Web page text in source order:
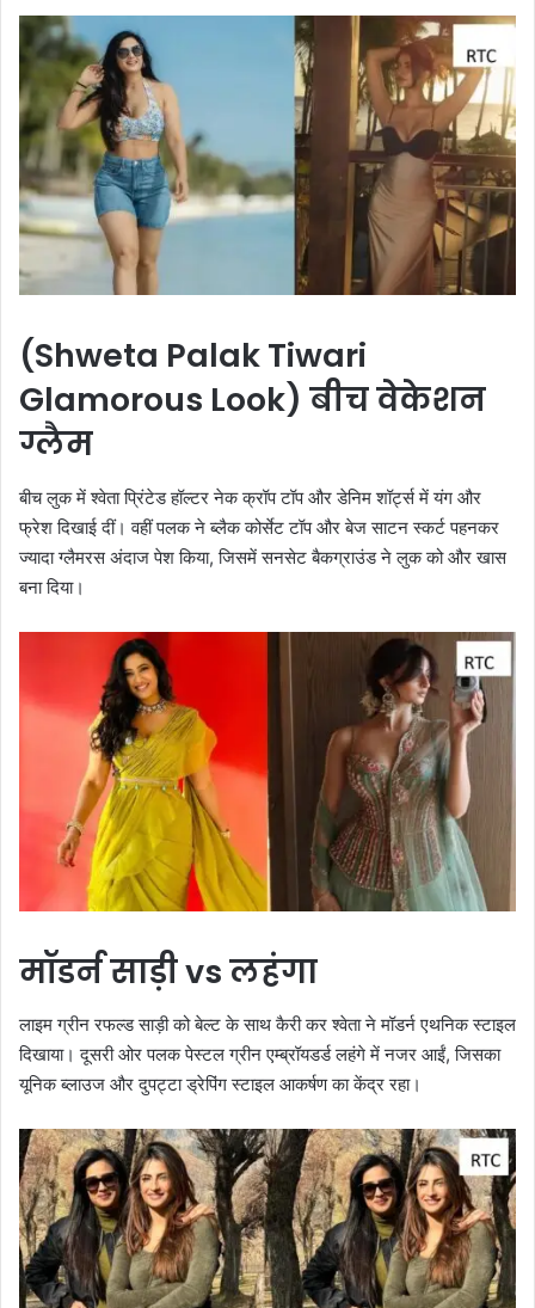
(Shweta Palak Tiwari
Glamorous Look) बीच वेकेशन
ग्लैम
बीच लुक में श्वेता प्रिंटेड हॉल्टर नेक क्रॉप टॉप और डेनिम शॉर्ट्स में यंग और
फ्रेश दिखाई दीं। वहीं पलक ने ब्लैक कोर्सेट टॉप और बेज साटन स्कर्ट पहनकर
ज्यादा ग्लैमरस अंदाज पेश किया, जिसमें सनसेट बैकग्राउंड ने लुक को और खास
बना दिया।
मॉडर्न साड़ी vs लहंगा
लाइम ग्रीन रफल्ड साड़ी को बेल्ट के साथ कैरी कर श्वेता ने मॉडर्न एथनिक स्टाइल
दिखाया। दूसरी ओर पलक पेस्टल ग्रीन एम्ब्रॉयडर्ड लहंगे में नजर आईं, जिसका
यूनिक ब्लाउज और दुपट्टा ड्रेपिंग स्टाइल आकर्षण का केंद्र रहा।